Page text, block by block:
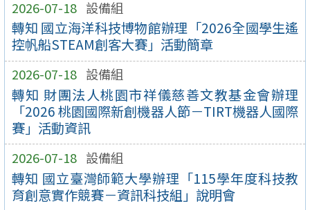
2026-07-18 設備組
轉知 國立海洋科技博物館辦理「2026全國學生遙
控帆船STEAM創客大賽」活動簡章
2026-07-18 設備組
轉知 財團法人桃園市祥儀慈善文教基金會辦理
「2026 桃園國際新創機器人節－TIRT機器人國際
賽」活動資訊
2026-07-18 設備組
轉知 國立臺灣師範大學辦理「115學年度科技教
育創意實作競賽－資訊科技組」說明會